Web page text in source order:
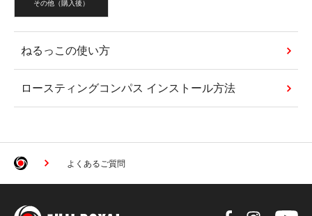
その他（購入後）
ねるっこの使い方
ロースティングコンパス インストール方法
よくあるご質問